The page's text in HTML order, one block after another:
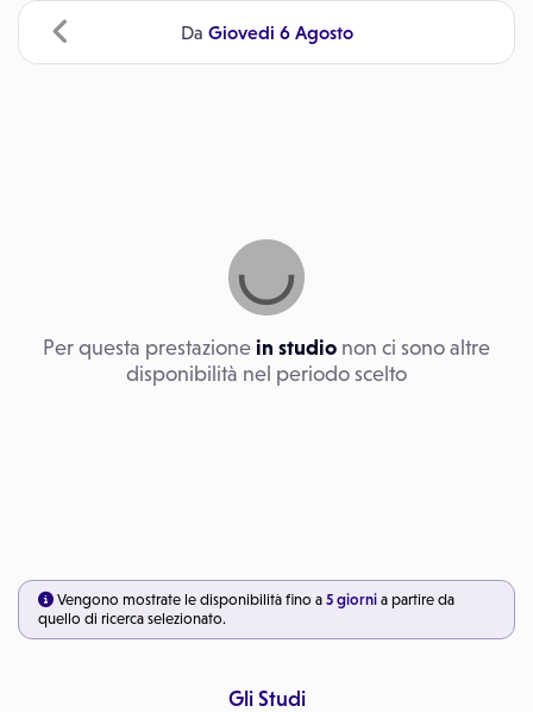
Per questa prestazione in studio non ci sono altre
disponibilità nel periodo scelto
Da Giovedi 6 Agosto
Vengono mostrate le disponibilità fino a 5 giorni a partire da
quello di ricerca selezionato.
Gli Studi